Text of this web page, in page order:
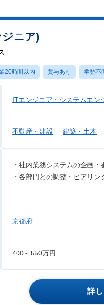
ニア)
20時間以内 賞与あり 学歴不
ITエンジニア・システムエン
不動産・建設 建築・土木
・社内業務システムの企画
・各部門との調整・ヒアリ
京都府
400～550万円
詳